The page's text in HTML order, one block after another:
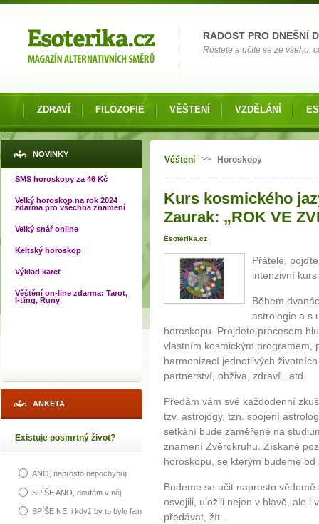
RADOST PRO DNEŠNÍ
Rostete a učíte se ze všeho,
ZDRAVÍ FILOZOFIE VĚŠTENÍ VZDĚLÁNÍ
NOVINKY
SMS horoskopy za 46 Kč
Velký horoskop na rok 2024
zdarma pro všechna znamení
Velký snář online
Keltský horoskop
Výklad karet
Věštění on-line zdarma: Tarot,
I-ťing, Runy
ANKETA
Existuje posmrtný život?
ANO, naprosto nepochybuji
SPÍŠE ANO, doufám v něj
SPÍŠE NE, i když by to bylo fajn
Jste zde
Věštení >> Horoskopy
Kurs kosmického
Zaurak: „ROK VE
Esoterika.cz
Přátelé,
intenzivní
Během
astrologie a s
horoskopu. Projdete procesem
vlastním kosmickým programem,
harmonizací jednotlivých
partnerství, obživa, zdraví...atd.
Předám vám své každodenní
tzv. astrojógy, tzn. spojení
setkání bude zaměřené na
znamení Zvěrokruhu. Získané
horoskopu, se kterým budeme
Budeme se učit naprosto
osvojili, uložili nejen v hlavě, ale i
předávat, žít...